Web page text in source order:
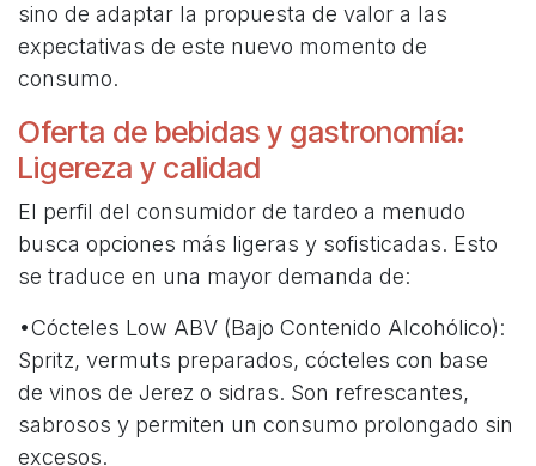
sino de adaptar la propuesta de valor a las
expectativas de este nuevo momento de
consumo.
Oferta de bebidas y gastronomía:
Ligereza y calidad
El perfil del consumidor de tardeo a menudo
busca opciones más ligeras y sofisticadas. Esto
se traduce en una mayor demanda de:
•Cócteles Low ABV (Bajo Contenido Alcohólico):
Spritz, vermuts preparados, cócteles con base
de vinos de Jerez o sidras. Son refrescantes,
sabrosos y permiten un consumo prolongado sin
excesos.